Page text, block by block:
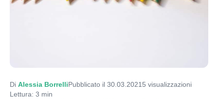
Di Alessia BorrelliPubblicato il 30.03.2021 5 visualizzazioni
Lettura: 3 min